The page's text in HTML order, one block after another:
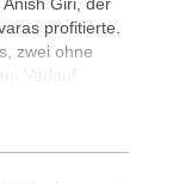
profitierte.
zwei ohne
Verlauf.